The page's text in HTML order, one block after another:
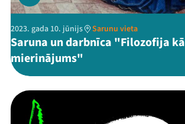
2023. gada 10. jūnijs Sarunu vieta
Saruna un darbnīca "Filozofija kā
mierinājums"